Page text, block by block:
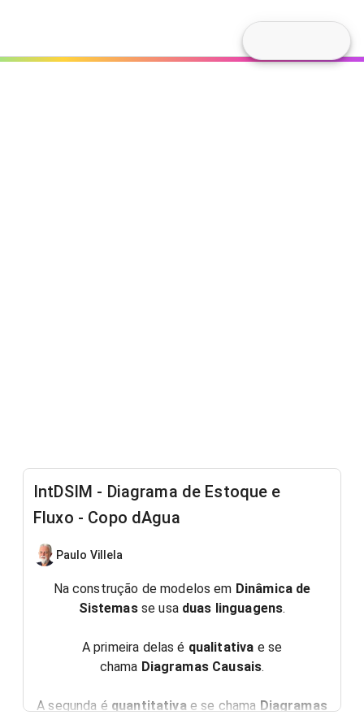
IntDSIM - Diagrama de Estoque e
Fluxo - Copo dAgua
Paulo Villela
Na construção de modelos em Dinâmica de
Sistemasse usa duas linguagens.
A primeira delas é qualitativa e se
chama Diagramas Causais.
A segunda é quantitativa e se chama Diagramas